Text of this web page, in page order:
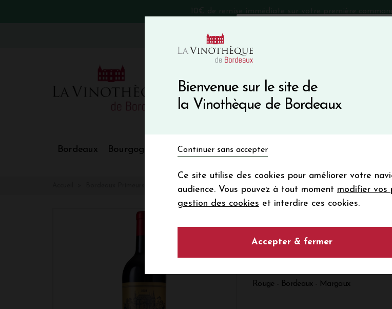
Bienvenue sur le site de
la Vinothèque de Bordeaux
Continuer sans accepter
Ce site utilise des cookies pour améliorer votre
audience. Vous pouvez à tout moment modifier vos
gestion des cookies et interdire ces cookies.
Accepter & fermer
VinoBlog
Bordeaux Bourgogne Nos Régions Vins du monde
ALTER EGO DE PALMER
Primeurs 2024
ALTER
Rouge - Bordeaux - Margaux
En m’abonnant,
Vinothèque de Bordeaux.